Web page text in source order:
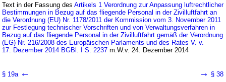
Text in der Fassung desArtikels 1 Verordnung zur Anpassung luftrechtlicher
Bestimmungen in Bezug auf das fliegende Personal in der Zivilluftfahrt an
die Verordnung (EU) Nr. 1178/2011 der Kommission vom 3. November 2011
zur Festlegung technischer Vorschriften und von Verwaltungsverfahren in
Bezug auf das fliegende Personal in der Zivilluftfahrt gemäß der Verordnung
(EG) Nr. 216/2008 des Europäischen Parlaments und des Rates V. v.
17. Dezember 2014 BGBl. I S. 2237 m.W.v. 24. Dezember 2014
§ 19a ← → § 38